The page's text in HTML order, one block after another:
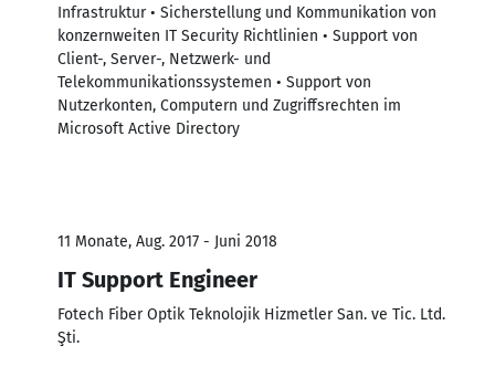
Infrastruktur • Sicherstellung und Kommunikation von
konzernweiten IT Security Richtlinien • Support von
Client-, Server-, Netzwerk- und
Telekommunikationssystemen • Support von
Nutzerkonten, Computern und Zugriffsrechten im
Microsoft Active Directory
11 Monate, Aug. 2017 - Juni 2018
IT Support Engineer
Fotech Fiber Optik Teknolojik Hizmetler San. ve Tic. Ltd.
Şti.